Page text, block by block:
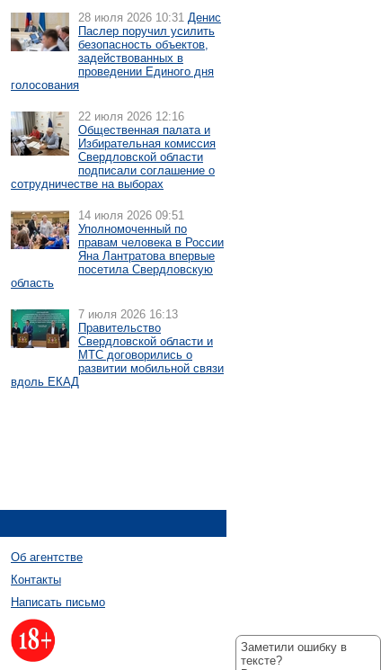
28 июля 2026 10:31 Денис
Паслер поручил усилить
безопасность объектов,
задействованных в
проведении Единого дня
голосования
22 июля 2026 12:16
Общественная палата и
Избирательная комиссия
Свердловской области
подписали соглашение о
сотрудничестве на выборах
14 июля 2026 09:51
Уполномоченный по
правам человека в России
Яна Лантратова впервые
посетила Свердловскую
область
7 июля 2026 16:13
Правительство
Свердловской области и
МТС договорились о
развитии мобильной связи
вдоль ЕКАД
Об агентстве
Контакты
Написать письмо
Заметили ошибку в
тексте?